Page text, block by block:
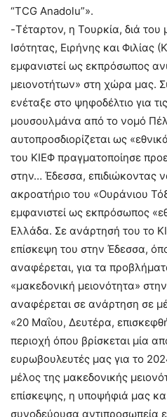
“TCG Anadolu”».
-Τέταρτον, η Τουρκία, διά του
Ισότητας, Ειρήνης και Φιλίας
εμφανιστεί ως εκπρόσωπος
μειονοτήτων» στη χώρα μας.
ενέταξε στο ψηφοδέλτιο για
μουσουλμάνα από το νομό
αυτοπροσδιορίζεται ως
του ΚΙΕΦ πραγματοποίησε
στην… Έδεσσα, επιδιώκοντας
ακροατήριο του «Ουράνιου
εμφανιστεί ως εκπρόσωπος
Ελλάδα. Σε ανάρτησή του το
επίσκεψη του στην Έδεσσα,
αναφέρεται, για τα
«μακεδονική μειονότητα»
αναφέρεται σε ανάρτηση σε
«20 Μαΐου, Δευτέρα,
περιοχή όπου βρίσκεται μία
ευρωβουλευτές μας για το
μέλος της μακεδονικής
επίσκεψης, η υποψήφιά μας
συνοδεύουσα αντιπροσωπεία